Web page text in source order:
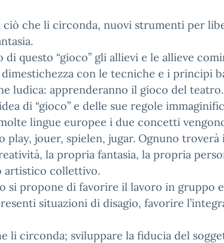
ciò che li circonda, nuovi strumenti per
di questo “gioco” gli allievi e le allieve
con le tecniche e i principi
ludica: apprenderanno il gioco del
di “gioco” e delle sue regole
lingue europee i due concetti
play, jouer, spielen, jugar. Ognuno
la propria fantasia, la propria
artistico collettivo.
si propone di favorire il lavoro in gruppo
situazioni di disagio, favorire
li circonda; sviluppare la fiducia del